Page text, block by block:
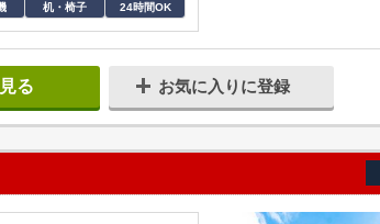
机・椅子 24時間OK
る お気に入りに登録